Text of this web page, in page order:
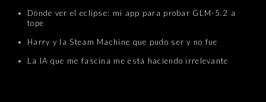
Dónde ver el eclipse: mi app para probar GLM-5.2 a
tope
Harry y la Steam Machine que pudo ser y no fue
La IA que me fascina me está haciendo irrelevante